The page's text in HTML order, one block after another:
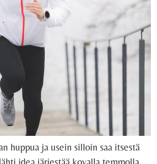
huppua ja usein silloin saa itsestä